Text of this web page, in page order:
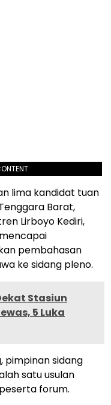
lima kandidat tuan
Barat,
Lirboyo Kediri,
pembahasan
ke sidang pleno.
Stasiun
5 Luka
pimpinan sidang
satu usulan
forum.